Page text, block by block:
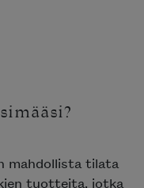
mahdollista tilata
tuotteita, jotka